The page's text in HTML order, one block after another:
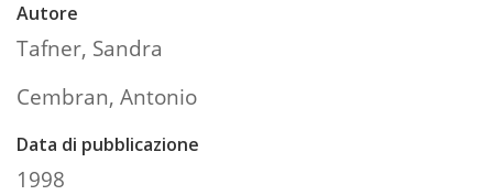
Autore
Tafner, Sandra
Cembran, Antonio
Data di pubblicazione
1998